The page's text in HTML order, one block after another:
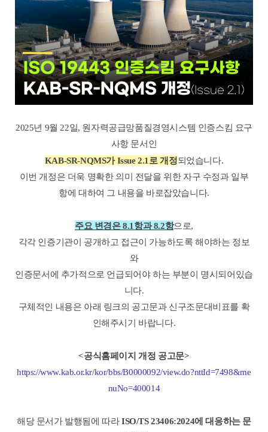
2025년 9월 22일, 원자력공급망품질경영시스템 인증스킴 요구
사항 문서인
KAB-SR-NQMS가 Issue 2.1로 개정되었습니다.
이번 개정은 더욱 명확한 의미 전달을 위한 자구 수정과 일부
항에 대하여 그 내용을 바로잡았습니다.
주요 변경은 8.1항과 8.2항으로,
각각 인증기관이 공개하고 접근이 가능하도록 해야하는 정보
와
인증문서에 추가적으로 언급되어야 하는 부분이 명시되어있습
니다.
구체적인 내용은 아래 링크의 공고문과 신구조문대비표를 확
인해주시기 바랍니다.
<공식홈페이지 개정 공고문>
https://www.kab.or.kr/kor/bbs/B0000092/view.do?nttId=7498&me
nuNo=400014
해당 문서가 발행됨에 따라ISO/TS 23406:2024에 대응하는 문